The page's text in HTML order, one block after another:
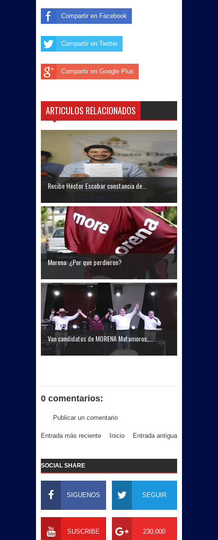
Compartir en Facebook
Compartir en Twitter
Compartir en Google Plus
ARTICULOS RELACIONADOS
Recibe Héctor Escobar constancia de...
Morena: ¿Por que perdieron?
Van candidatos de MORENA Matamoros,...
0 comentarios:
Publicar un comentario
Entrada más reciente Entrada antigua
Inicio
SOCIAL SHARE
SIGUENOS SEGUIR
SUSCRIBE 230,000